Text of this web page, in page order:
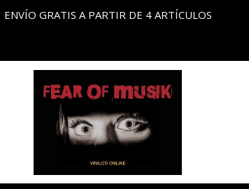
ENVÍO GRATIS A PARTIR DE 4 ARTÍCULOS